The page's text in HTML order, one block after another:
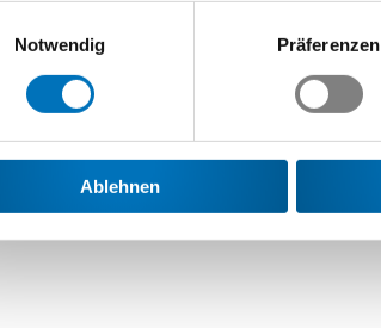
Notwendig
Präferenzen
Ablehnen